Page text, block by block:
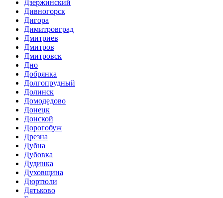
Дзержинский
Дивногорск
Дигора
Димитровград
Дмитриев
Дмитров
Дмитровск
Дно
Добрянка
Долгопрудный
Долинск
Домодедово
Донецк
Донской
Дорогобуж
Дрезна
Дубна
Дубовка
Дудинка
Духовщина
Дюртюли
Дятьково